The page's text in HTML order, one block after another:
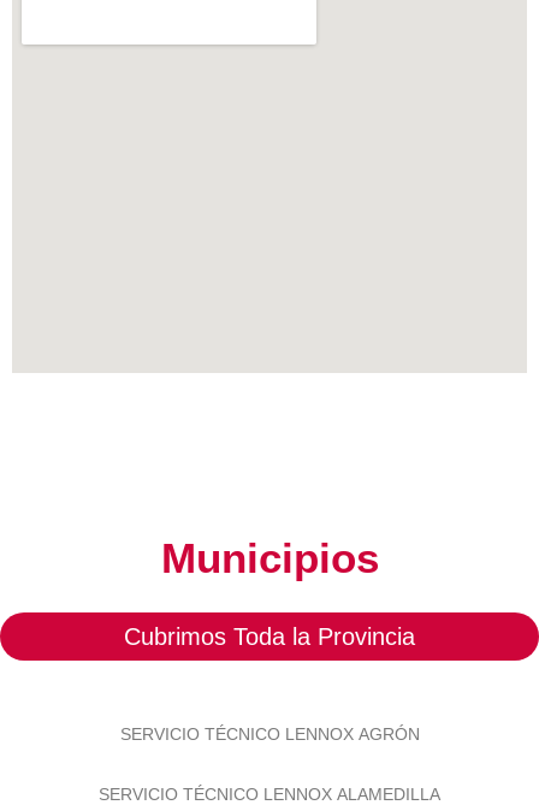
Municipios
Cubrimos Toda la Provincia
SERVICIO TÉCNICO LENNOX AGRÓN
SERVICIO TÉCNICO LENNOX ALAMEDILLA